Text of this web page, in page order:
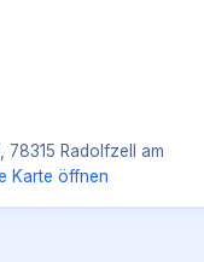
78315 Radolfzell am
Karte öffnen